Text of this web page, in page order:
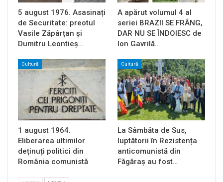
5 august 1976. Asasinați
de Securitate: preotul
Vasile Zăpârțan și
Dumitru Leontieș…
A apărut volumul 4 al
seriei BRAZII SE FRÂNG,
DAR NU SE ÎNDOIESC de
Ion Gavrilă…
Cultură
1 august 1964.
Eliberarea ultimilor
deținuți politici din
România comunistă
Cultură
La Sâmbăta de Sus,
luptătorii în Rezistența
anticomunistă din
Făgăraș au fost…